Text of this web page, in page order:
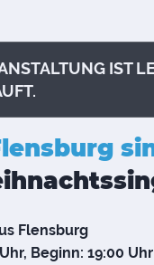
IST
Flensburg
Beginn: 19:00 Uhr